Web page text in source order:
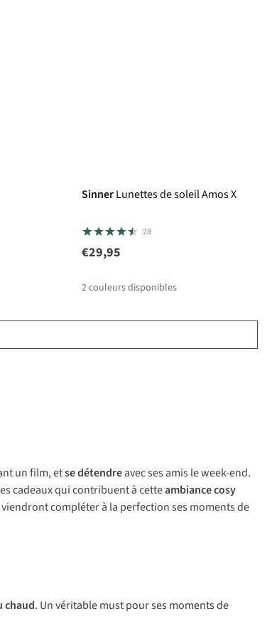
SinnerLunettes de soleil Amos X
28
€29,95
2couleurs disponibles
un film, etse détendreavec ses amis le week-end.
cadeaux qui contribuent à cetteambiance cosy
viendront compléter à la perfection ses moments de
chaud. Un véritable must pour ses moments de